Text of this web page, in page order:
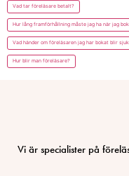
Vad tar föreläsare betalt?
Hur lång framförhållning måste jag ha när jag
Vad händer om föreläsaren jag har bokat blir
Hur blir man föreläsare?
Vi är specialister på